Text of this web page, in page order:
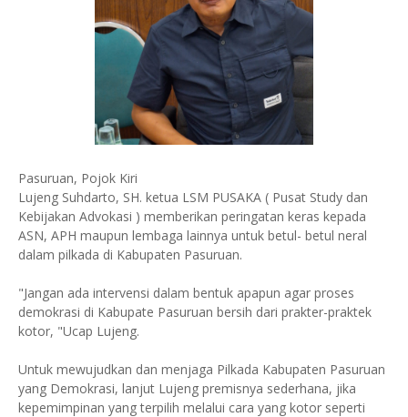
Pasuruan, Pojok Kiri
Lujeng Suhdarto, SH. ketua LSM PUSAKA ( Pusat Study dan
Kebijakan Advokasi ) memberikan peringatan keras kepada
ASN, APH maupun lembaga lainnya untuk betul- betul neral
dalam pilkada di Kabupaten Pasuruan.
"Jangan ada intervensi dalam bentuk apapun agar proses
demokrasi di Kabupate Pasuruan bersih dari prakter-praktek
kotor, "Ucap Lujeng.
Untuk mewujudkan dan menjaga Pilkada Kabupaten Pasuruan
yang Demokrasi, lanjut Lujeng premisnya sederhana, jika
kepemimpinan yang terpilih melalui cara yang kotor seperti